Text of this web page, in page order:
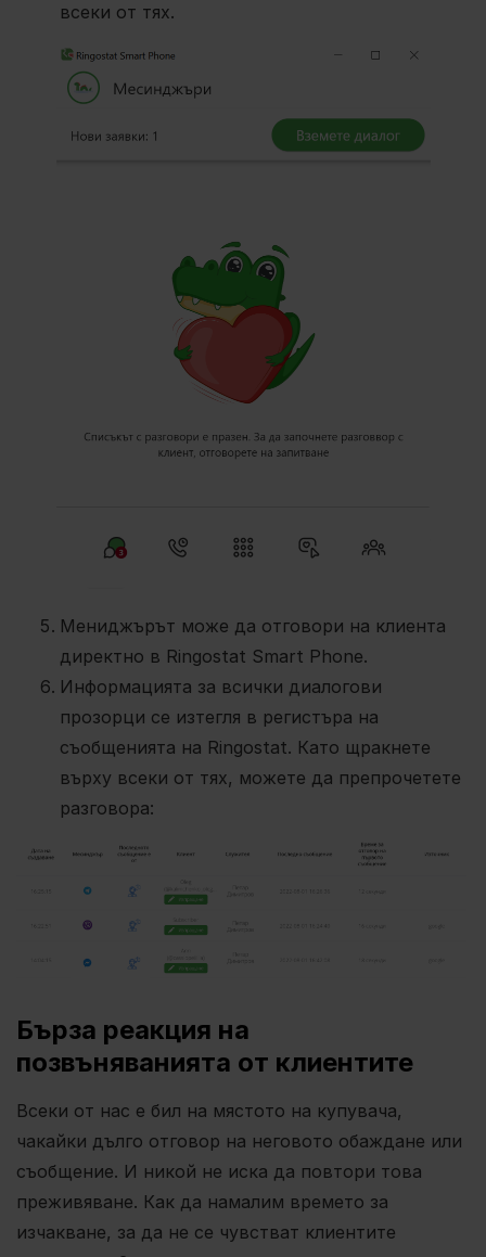
всеки от тях.
Мениджърът може да отговори на клиента
директно в Ringostat Smart Phone.
Информацията за всички диалогови
прозорци се изтегля в регистъра на
съобщенията на Ringostat. Като щракнете
върху всеки от тях, можете да препрочетете
разговора:
Бърза реакция на
позвъняванията от клиентите
Всеки от нас е бил на мястото на купувача,
чакайки дълго отговор на неговото обаждане или
съобщение. И никой не иска да повтори това
преживяване. Как да намалим времето за
изчакване, за да не се чувстват клиентите